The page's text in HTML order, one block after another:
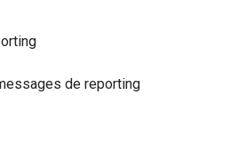
de reporting